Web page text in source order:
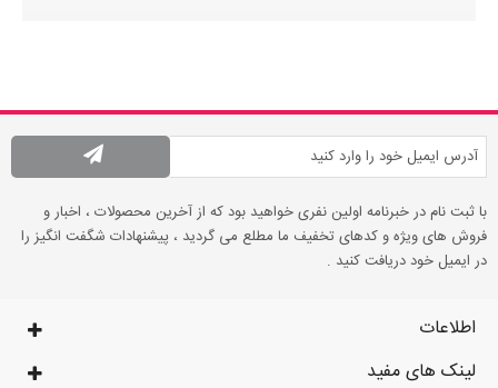
با ثبت نام در خبرنامه اولین نفری خواهید بود که از آخرین محصولات ، اخبار و
فروش های ویژه و کدهای تخفیف ما مطلع می گردید ، پیشنهادات شگفت انگیز را
در ایمیل خود دریافت کنید .
اطلاعات
لینک های مفید